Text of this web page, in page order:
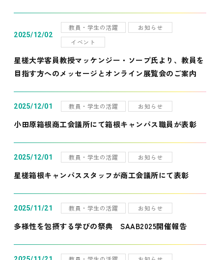
2025/12/02
教員・学生の活躍
お知らせ
イベント
星槎大学客員教授マッケンジー・ソープ氏より、教員を
目指す方へのメッセージとオンライン展覧会のご案内
2025/12/01 教員・学生の活躍 お知らせ
小田原箱根商工会議所にて箱根キャンパス職員が表彰
2025/12/01 教員・学生の活躍 お知らせ
星槎箱根キャンパススタッフが商工会議所にて表彰
2025/11/21 教員・学生の活躍 お知らせ
多様性を包摂する学びの祭典 SAAB2025開催報告